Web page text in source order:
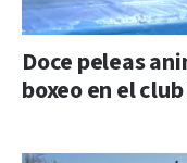
Doce peleas
boxeo en el